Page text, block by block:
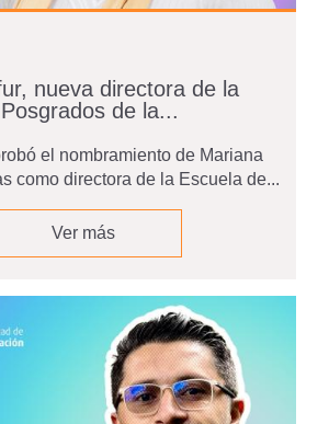
nueva directora de la
de la...
el nombramiento de Mariana
como directora de la Escuela de...
Ver más